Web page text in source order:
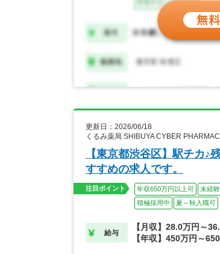
更新日：2026/06/18
くるみ薬局 SHIBUYA CYBER
【東京都渋谷区】駅チカ♪
すすめの求人です。
注目ポイント 年収650万円以上可 未経
積極採用中
夏～秋入職可
給与
【月収】28.0万円～
【年収】450万円～